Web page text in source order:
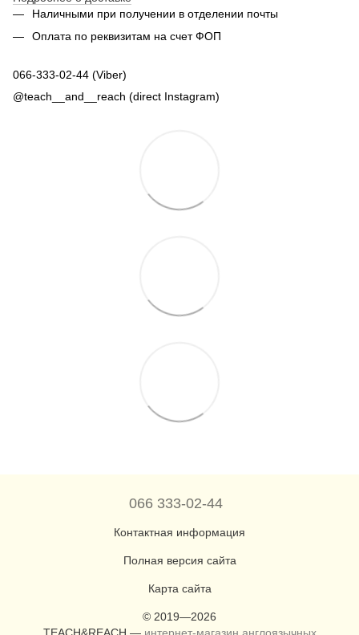
Наличными при получении в отделении почты
Оплата по реквизитам на счет ФОП
066-333-02-44 (Viber)
@teach__and__reach (direct Instagram)
066 333-02-44
Контактная информация
Полная версия сайта
Карта сайта
© 2019—2026
TEACH&REACH — интернет-магазин англоязычных